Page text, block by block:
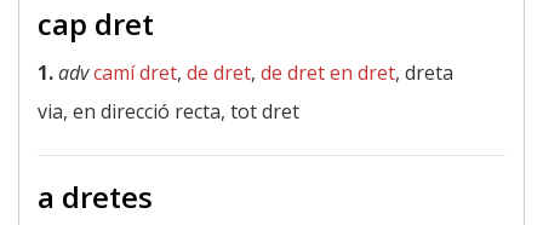
cap dret
1.advcamí dret, de dret, de dret en dret, dreta
via, en direcció recta, tot dret
a dretes